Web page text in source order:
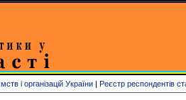
і організацій України | Реєстр респондентів